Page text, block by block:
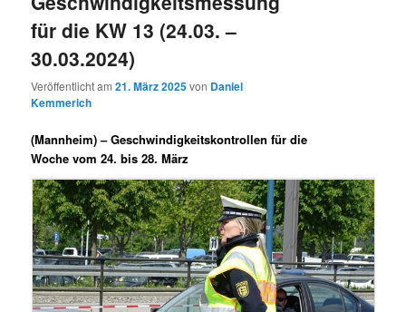
für die KW 13 (24.03. –
30.03.2024)
Veröffentlicht am21. März 2025von Daniel
Kemmerich
(Mannheim) –Geschwindigkeitskontrollen für die
Woche vom 24. bis 28. März